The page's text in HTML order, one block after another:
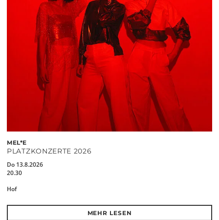
MEL*E
PLATZKONZERTE 2026
Do 13.8.2026
20.30
Hof
MEHR LESEN